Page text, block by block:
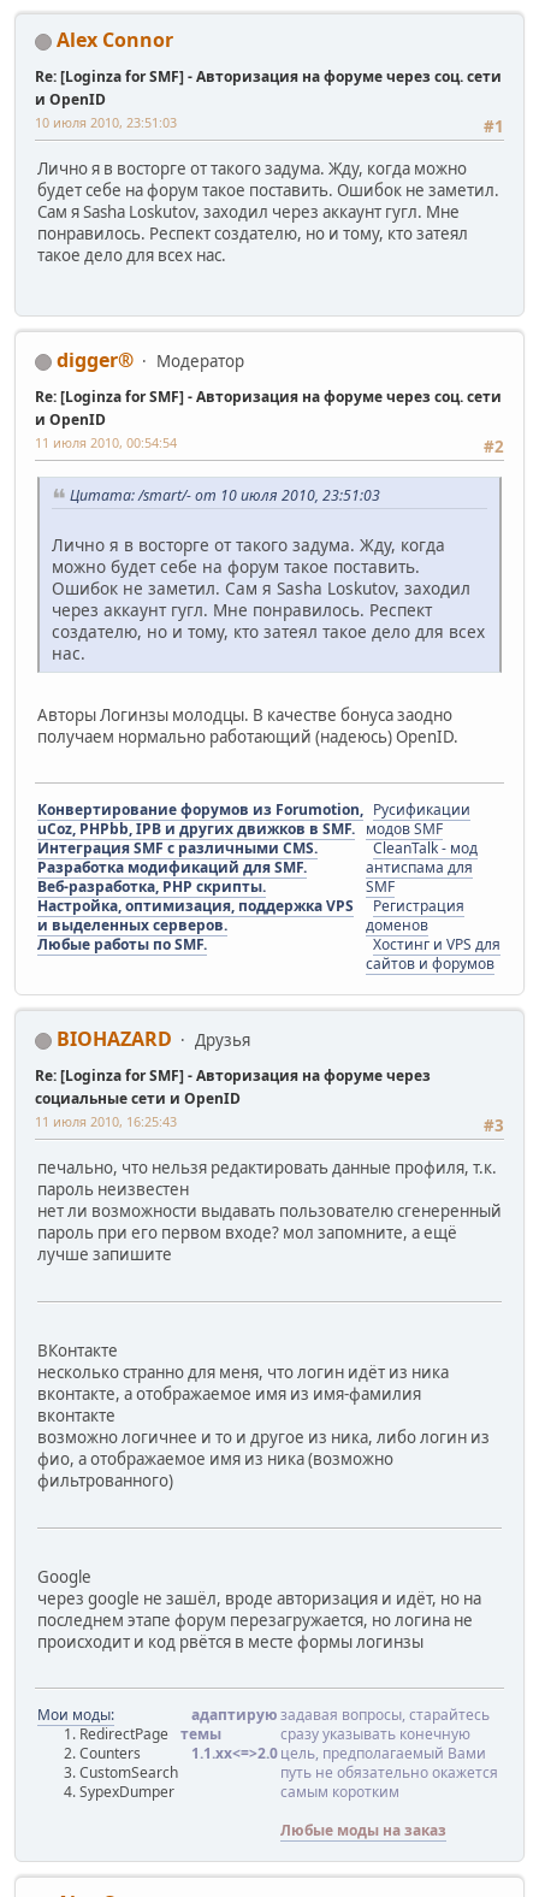
Alex Connor
Re: [Loginza for SMF] - Авторизация на форуме через соц. сети
и OpenID
#1
10 июля 2010, 23:51:03
Лично я в восторге от такого задума. Жду, когда можно
будет себе на форум такое поставить. Ошибок не заметил.
Сам я Sasha Loskutov, заходил через аккаунт гугл. Мне
понравилось. Респект создателю, но и тому, кто затеял
такое дело для всех нас.
digger® Модератор
Re: [Loginza for SMF] - Авторизация на форуме через соц. сети
и OpenID
#2
11 июля 2010, 00:54:54
Цитата: /smart/- от 10 июля 2010, 23:51:03
Лично я в восторге от такого задума. Жду, когда
можно будет себе на форум такое поставить.
Ошибок не заметил. Сам я Sasha Loskutov, заходил
через аккаунт гугл. Мне понравилось. Респект
создателю, но и тому, кто затеял такое дело для всех
нас.
Авторы Логинзы молодцы. В качестве бонуса заодно
получаем нормально работающий (надеюсь) OpenID.
Конвертирование форумов из Forumotion,
uCoz, PHPbb, IPB и других движков в SMF.
Интеграция SMF с различными CMS.
Разработка модификаций для SMF.
Веб-разработка, PHP скрипты.
Настройка, оптимизация, поддержка VPS
и выделенных серверов.
Любые работы по SMF.
Русификации
модов SMF
CleanTalk - мод
антиспама для
SMF
Регистрация
доменов
Хостинг и VPS для
сайтов и форумов
BIOHAZARD Друзья
Re: [Loginza for SMF] - Авторизация на форуме через
социальные сети и OpenID
#3
11 июля 2010, 16:25:43
печально, что нельзя редактировать данные профиля, т.к.
пароль неизвестен
нет ли возможности выдавать пользователю сгенеренный
пароль при его первом входе? мол запомните, а ещё
лучше запишите
ВКонтакте
несколько странно для меня, что логин идёт из ника
вконтакте, а отображаемое имя из имя-фамилия
вконтакте
возможно логичнее и то и другое из ника, либо логин из
фио, а отображаемое имя из ника (возможно
фильтрованного)
Google
через google не зашёл, вроде авторизация и идёт, но на
последнем этапе форум перезагружается, но логина не
происходит и код рвётся в месте формы логинзы
Мои моды:
RedirectPage
Counters
CustomSearch
SypexDumper
адаптирую
темы
1.1.хx<=>2.0
задавая вопросы, старайтесь
сразу указывать конечную
цель, предполагаемый Вами
путь не обязательно окажется
самым коротким
Любые моды на заказ